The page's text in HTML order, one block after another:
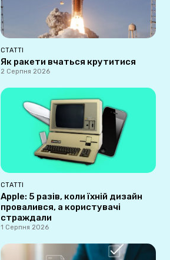
СТАТТІ
Як ракети вчаться крутитися
2 Серпня 2026
СТАТТІ
Apple: 5 разів, коли їхній дизайн
провалився, а користувачі
страждали
1 Серпня 2026